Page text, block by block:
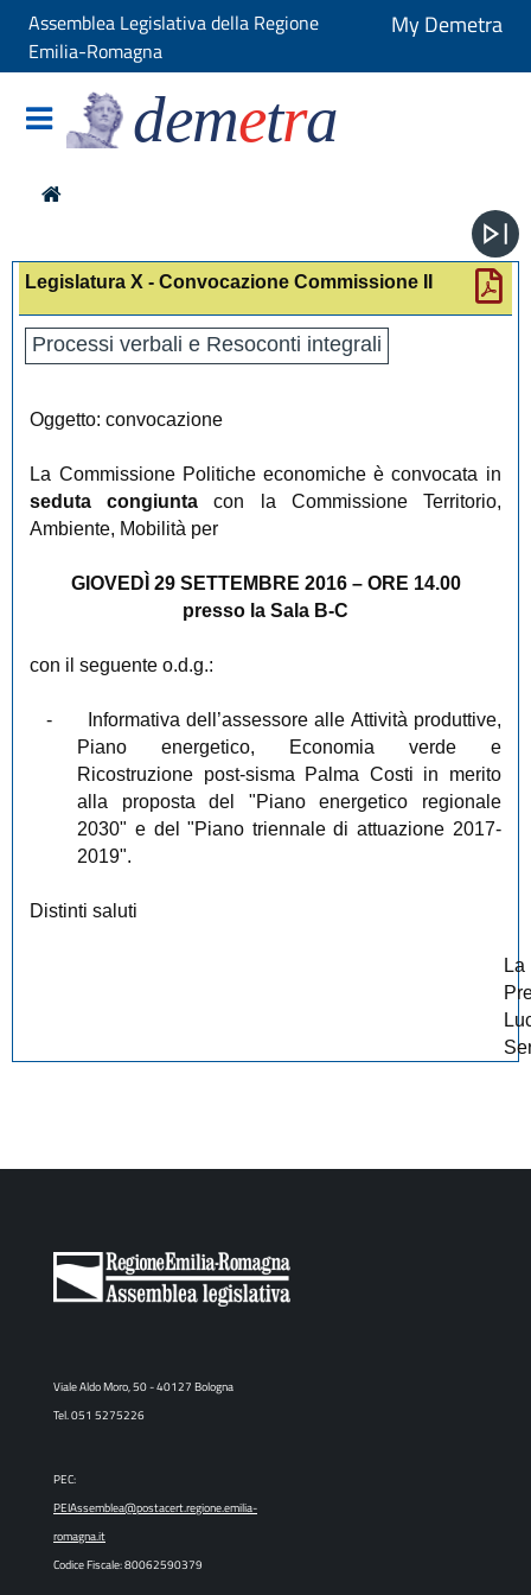
Assemblea Legislativa della Regione
Emilia-Romagna
My Demetra
demetra
Legislatura X - Convocazione Commissione II
Processi verbali e Resoconti integrali
Oggetto: convocazione
La Commissione Politiche economiche è convocata in
seduta congiunta con la Commissione Territorio,
Ambiente, Mobilità per
GIOVEDÌ 29 SETTEMBRE 2016 – ORE 14.00
presso la Sala B-C
con il seguente o.d.g.:
-
Informativa dell’assessore alle Attività produttive,
Piano energetico, Economia verde e
Ricostruzione post-sisma Palma Costi in merito
alla proposta del "Piano energetico regionale
2030" e del "Piano triennale di attuazione 2017-
2019".
Distinti saluti
La
Viale Aldo Moro, 50 - 40127 Bologna
Tel. 051 5275226
PEC:
PEIAssemblea@postacert.regione.emilia-
romagna.it
Codice Fiscale: 80062590379